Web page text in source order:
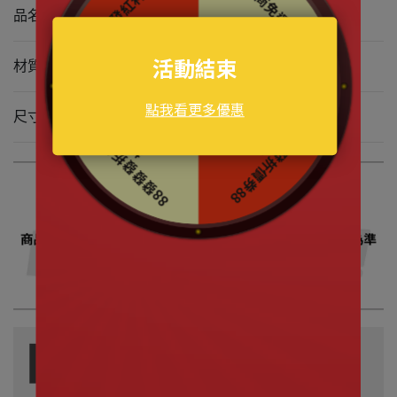
品名 盲盒盒玩｜小熊維尼 森林漫步系列 毛絨盲盒
材質 100%聚酯纖維、走路機芯
尺寸 約8cm